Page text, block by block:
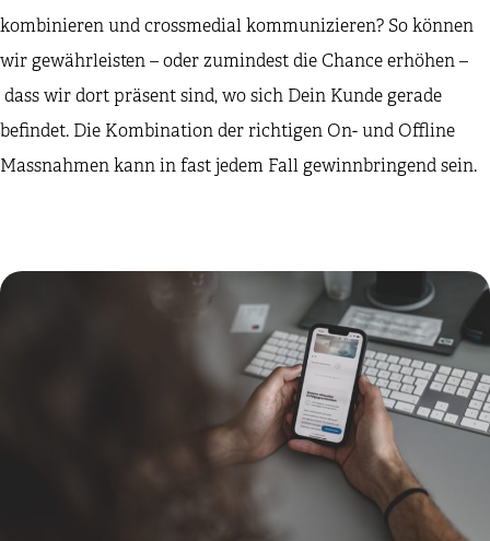
kombinieren und crossmedial kommunizieren? So können
wir gewährleisten – oder zumindest die Chance erhöhen –
dass wir dort präsent sind, wo sich Dein Kunde gerade
befindet. Die Kombination der richtigen On- und Offline
Massnahmen kann in fast jedem Fall gewinnbringend sein.